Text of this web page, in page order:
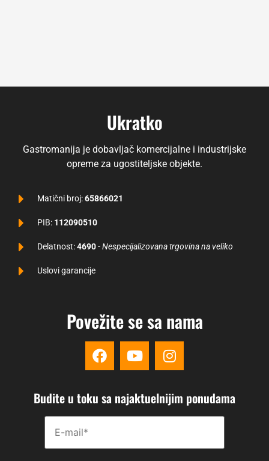
Ukratko
Gastromanija je dobavljač komercijalne i industrijske
opreme za ugostiteljske objekte.
Matični broj:65866021
PIB: 112090510
Delatnost:4690-Nespecijalizovana trgovina na veliko
Uslovi garancije
Povežite se sa nama
Budite u toku sa najaktuelnijim ponudama
Please disregard this field.